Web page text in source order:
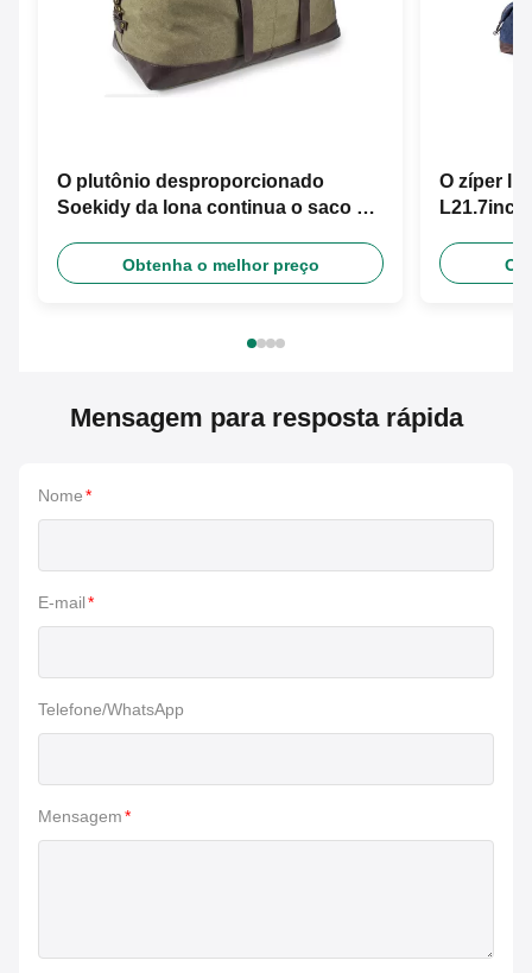
O plutônio desproporcionado
Soekidy da lona continua o saco do
Obtenha o melhor preço
O zíper
Mensagem para resposta rápida
Nome*
E-mail*
Telefone/WhatsApp
Mensagem*